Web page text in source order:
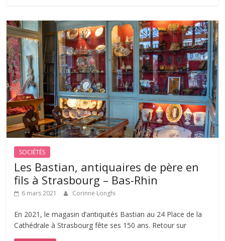
SOCIÉTÉS
Les Bastian, antiquaires de père en
fils à Strasbourg – Bas-Rhin
6 mars 2021 Corinne Longhi
En 2021, le magasin d’antiquités Bastian au 24 Place de la
Cathédrale à Strasbourg fête ses 150 ans. Retour sur